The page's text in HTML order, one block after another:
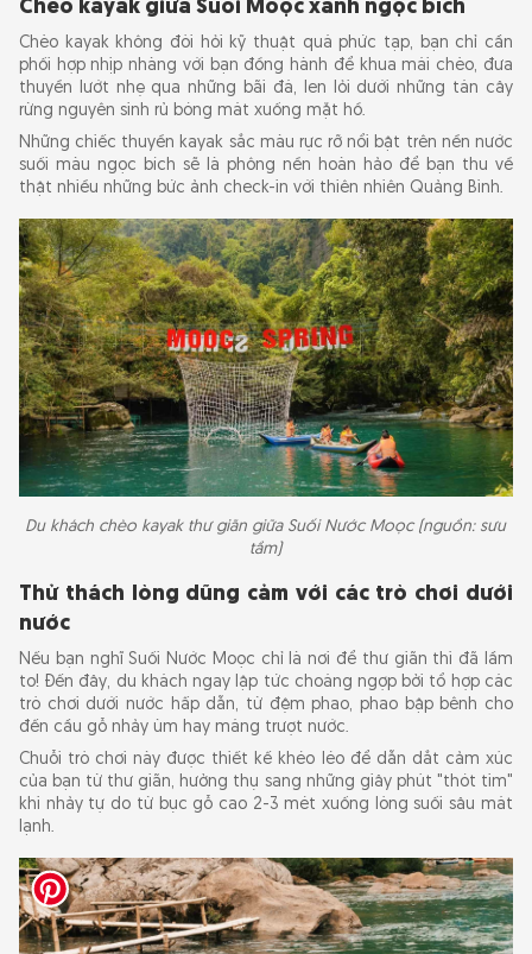
Chèo kayak giữa Suối Moọc xanh ngọc bích
Chèo kayak không đòi hỏi kỹ thuật quá phức tạp, bạn chỉ cần
phối hợp nhịp nhàng với bạn đồng hành để khua mái chèo, đưa
thuyền lướt nhẹ qua những bãi đá, len lỏi dưới những tán cây
rừng nguyên sinh rủ bóng mát xuống mặt hồ.
Những chiếc thuyền kayak sắc màu rực rỡ nổi bật trên nền nước
suối màu ngọc bích sẽ là phông nền hoàn hảo để bạn thu về
thật nhiều những bức ảnh check-in với thiên nhiên Quảng Bình.
Du khách chèo kayak thư giãn giữa Suối Nước Moọc (nguồn: sưu
tầm)
Thử thách lòng dũng cảm với các trò chơi dưới
nước
Nếu bạn nghĩ Suối Nước Moọc chỉ là nơi để thư giãn thì đã lầm
to! Đến đây, du khách ngay lập tức choáng ngợp bởi tổ hợp các
trò chơi dưới nước hấp dẫn, từ đệm phao, phao bập bênh cho
đến cầu gỗ nhảy ùm hay máng trượt nước.
Chuỗi trò chơi này được thiết kế khéo léo để dẫn dắt cảm xúc
của bạn từ thư giãn, hưởng thụ sang những giây phút "thót tim"
khi nhảy tự do từ bục gỗ cao 2-3 mét xuống lòng suối sâu mát
lạnh.